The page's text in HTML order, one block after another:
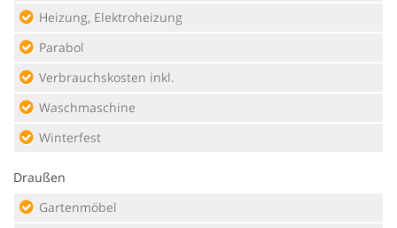
Heizung, Elektroheizung
Parabol
Verbrauchskosten inkl.
Waschmaschine
Winterfest
Draußen
Gartenmöbel